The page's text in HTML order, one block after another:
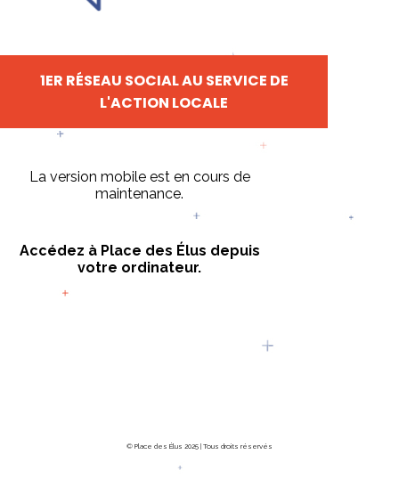
1ER RÉSEAU SOCIAL AU SERVICE DE
L'ACTION LOCALE
La version mobile est en cours de
maintenance.
Accédez à Place des Élus depuis
votre ordinateur.
© Place des Élus 2025 | Tous droits réservés